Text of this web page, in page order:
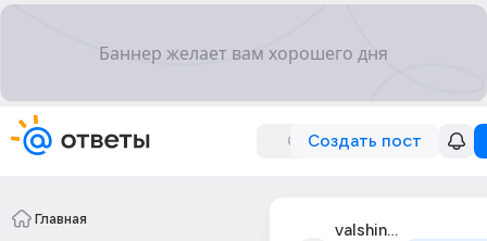
Создать пост
Главная
valshin_renat